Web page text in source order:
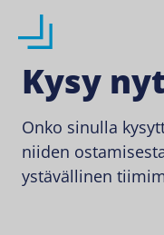
Kysy
Onko sinulla
niiden
ystävällinen